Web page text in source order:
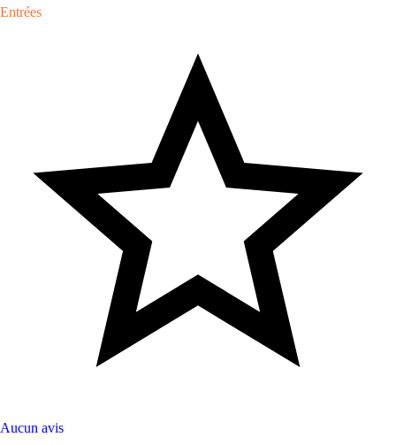
Entrées
Aucun avis